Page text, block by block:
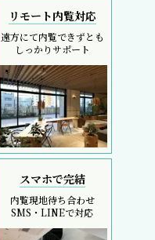
リモート内覧対応
遠方にて内覧できずとも
しっかりサポート
スマホで完結
内覧現地待ち合わせ
SMS・LINEで対応